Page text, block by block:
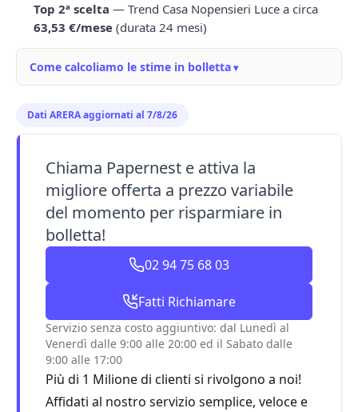
Top 2ª scelta — Trend Casa Nopensieri Luce a circa
63,53 €/mese (durata 24 mesi)
Come calcoliamo le stime in bolletta
Dati ARERA aggiornati al 7/8/26
Chiama Papernest e attiva la
migliore offerta a prezzo variabile
del momento per risparmiare in
bolletta!
02 94 75 68 03
Fatti Richiamare
Servizio senza costo aggiuntivo: dal Lunedì al
Venerdì dalle 9:00 alle 20:00 ed il Sabato dalle
9:00 alle 17:00
Più di 1 Milione di clienti si rivolgono a noi!
Affidati al nostro servizio semplice, veloce e